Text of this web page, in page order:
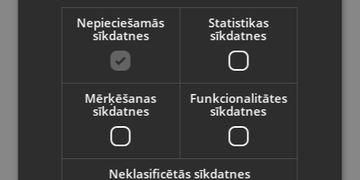
Samsung Galaxy Watch 7 44mm (SM-
valodā
Valsts
Latviešu / Latvian
Nepieciešamās
sīkdatnes
Statistikas
sīkdatnes
Mērķēšanas
sīkdatnes
Funkcionalitātes
sīkdatnes
Neklasificētās sīkdatnes